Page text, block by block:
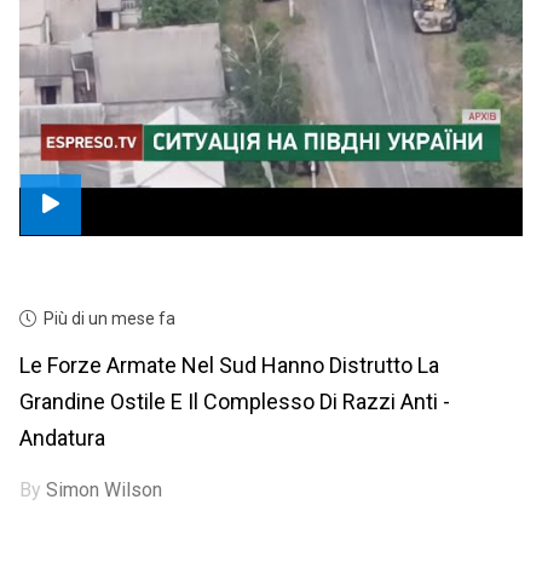
Più di un mese fa
Le Forze Armate Nel Sud Hanno Distrutto La
Grandine Ostile E Il Complesso Di Razzi Anti -
Andatura
BySimon Wilson